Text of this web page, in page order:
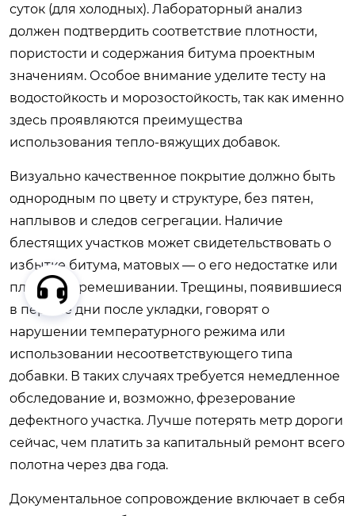
суток (для холодных). Лабораторный анализ
должен подтвердить соответствие плотности,
пористости и содержания битума проектным
значениям. Особое внимание уделите тесту на
водостойкость и морозостойкость, так как именно
здесь проявляются преимущества
использования тепло-вяжущих добавок.
Визуально качественное покрытие должно быть
однородным по цвету и структуре, без пятен,
наплывов и следов сегрегации. Наличие
блестящих участков может свидетельствовать о
избытке битума, матовых — о его недостатке или
плохом перемешивании. Трещины, появившиеся
в первые дни после укладки, говорят о
нарушении температурного режима или
использовании несоответствующего типа
добавки. В таких случаях требуется немедленное
обследование и, возможно, фрезерование
дефектного участка. Лучше потерять метр дороги
сейчас, чем платить за капитальный ремонт всего
полотна через два года.
Документальное сопровождение включает в себя